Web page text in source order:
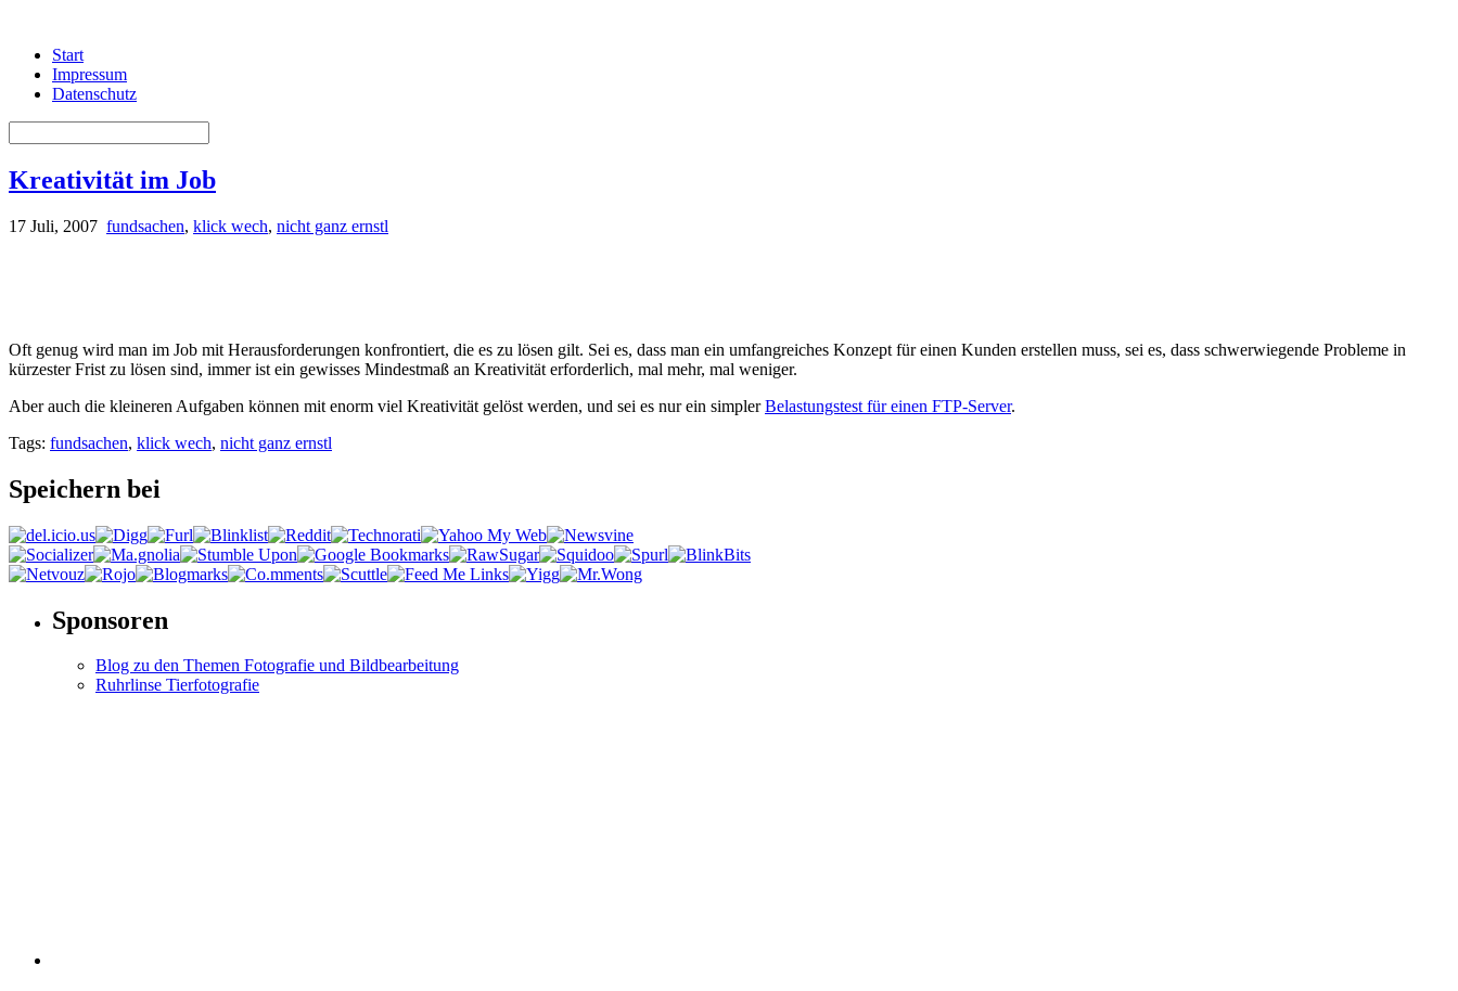
Start
Impressum
Datenschutz
Kreativität im Job
17 Juli, 2007 fundsachen, klick wech, nicht ganz ernstl
Oft genug wird man im Job mit Herausforderungen konfrontiert, die es zu lösen gilt. Sei es, dass man ein umfangreiches Konzept für einen Kunden erstellen muss, sei es, dass schwerwiegende Probleme in
kürzester Frist zu lösen sind, immer ist ein gewisses Mindestmaß an Kreativität erforderlich, mal mehr, mal weniger.
Aber auch die kleineren Aufgaben können mit enorm viel Kreativität gelöst werden, und sei es nur ein simplerBelastungstest für einen FTP-Server.
Tags: fundsachen, klick wech, nicht ganz ernstl
Speichern bei
Sponsoren
Blog zu den Themen Fotografie und Bildbearbeitung
Ruhrlinse Tierfotografie